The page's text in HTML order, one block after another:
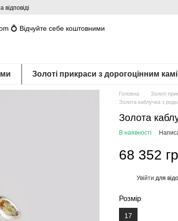
відповіді
💍 Відчуйте себе коштовними
Золоті прикраси з дорогоцінним
Головна Золоті
Золота каблучка з
Золота
В наявності
68 352
Увійти для
Розмір
17